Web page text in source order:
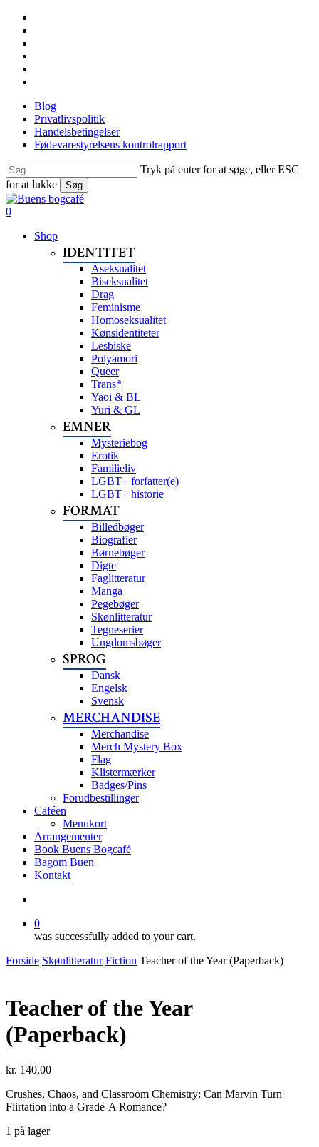
Skip
main
content
Blog
Privatlivspolitik
Handelsbetingelser
Fødevarestyrelsens kontrolrapport
Tryk på enter for at søge, eller ESC
for at lukke
Søg
Close
Search
search
0
Shop
IDENTITET
Aseksualitet
Biseksualitet
Drag
Feminisme
Homoseksualitet
Kønsidentiteter
Lesbiske
Polyamori
Queer
Trans*
Yaoi & BL
Yuri & GL
EMNER
Mysteriebog
Erotik
Familieliv
LGBT+ forfatter(e)
LGBT+ historie
FORMAT
Billedbøger
Biografier
Børnebøger
Digte
Faglitteratur
Manga
Pegebøger
Skønlitteratur
Tegneserier
Ungdomsbøger
SPROG
Dansk
Engelsk
Svensk
MERCHANDISE
Merchandise
Merch Mystery Box
Flag
Klistermærker
Badges/Pins
Forudbestillinger
Caféen
Menukort
Arrangementer
Book Buens Bogcafé
Bagom Buen
Kontakt
0
was successfully added to your cart.
Forside Skønlitteratur Fiction Teacher of the Year (Paperback)
Teacher of the Year
(Paperback)
kr. 140,00
Crushes, Chaos, and Classroom Chemistry: Can Marvin Turn
Flirtation into a Grade-A Romance?
1 på lager